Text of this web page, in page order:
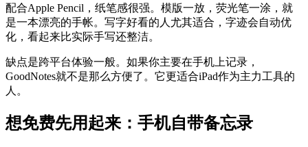
配合Apple Pencil，纸笔感很强。模版一放，荧光笔一涂，就
是一本漂亮的手帐。写字好看的人尤其适合，字迹会自动优
化，看起来比实际手写还整洁。
缺点是跨平台体验一般。如果你主要在手机上记录，
GoodNotes就不是那么方便了。它更适合iPad作为主力工具的
人。
想免费先用起来：手机自带备忘录